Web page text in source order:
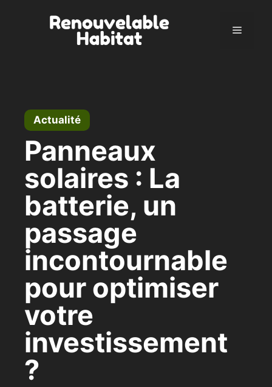
Menu
Actualité
Panneaux
solaires : La
batterie, un
passage
incontournable
pour optimiser
votre
investissement
?